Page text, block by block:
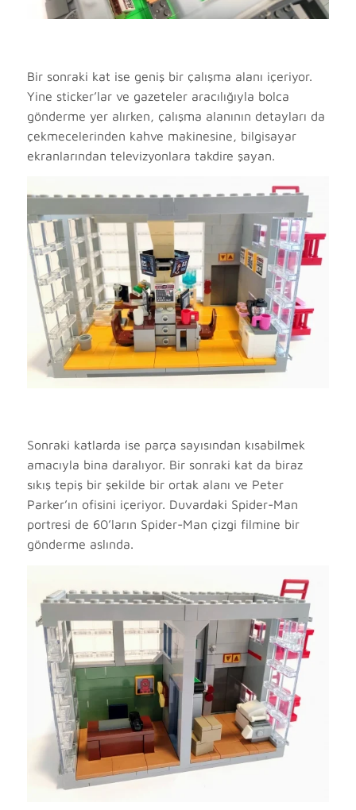
Bir sonraki kat ise geniş bir çalışma alanı içeriyor.
Yine sticker’lar ve gazeteler aracılığıyla bolca
gönderme yer alırken, çalışma alanının detayları da
çekmecelerinden kahve makinesine, bilgisayar
ekranlarından televizyonlara takdire şayan.
Sonraki katlarda ise parça sayısından kısabilmek
amacıyla bina daralıyor. Bir sonraki kat da biraz
sıkış tepiş bir şekilde bir ortak alanı ve Peter
Parker’ın ofisini içeriyor. Duvardaki Spider-Man
portresi de 60’ların Spider-Man çizgi filmine bir
gönderme aslında.